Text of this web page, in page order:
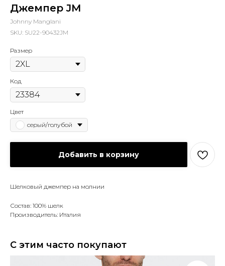
Джемпер JM
Johnny Manglani
SKU: SU22-90432JM
Размер
Код
Цвет
серый/голубой
Добавить в корзину
Шелковый джемпер на молнии
Состав: 100% шелк
Производитель: Италия
С этим часто покупают